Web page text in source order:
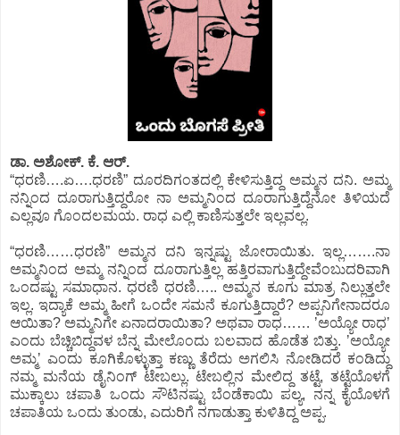
ಡಾ. ಅಶೋಕ್.‌ ಕೆ. ಆರ್.‌
“ಧರಣಿ….ಏ….ಧರಣಿ” ದೂರದಿಗಂತದಲ್ಲಿ ಕೇಳಿಸುತ್ತಿದ್ದ ಅಮ್ಮನ ದನಿ. ಅಮ್ಮ
ನನ್ನಿಂದ ದೂರಾಗುತ್ತಿದ್ದರೋ ನಾ ಅಮ್ಮನಿಂದ ದೂರಾಗುತ್ತಿದ್ದೆನೋ ತಿಳಿಯದೆ
ಎಲ್ಲವೂ ಗೊಂದಲಮಯ. ರಾಧ ಎಲ್ಲಿ ಕಾಣಿಸುತ್ತಲೇ ಇಲ್ಲವಲ್ಲ.
“ಧರಣಿ……ಧರಣಿ” ಅಮ್ಮನ ದನಿ ಇನ್ನಷ್ಟು ಜೋರಾಯಿತು. ಇಲ್ಲ…….ನಾ
ಅಮ್ಮನಿಂದ ಅಮ್ಮ ನನ್ನಿಂದ ದೂರಾಗುತ್ತಿಲ್ಲ ಹತ್ತಿರವಾಗುತ್ತಿದ್ದೇವೆಂಬುದರಿವಾಗಿ
ಒಂದಷ್ಟು ಸಮಾಧಾನ. ಧರಣಿ ಧರಣಿ….. ಅಮ್ಮನ ಕೂಗು ಮಾತ್ರ ನಿಲ್ಲುತ್ತಲೇ
ಇಲ್ಲ. ಇದ್ಯಾಕೆ ಅಮ್ಮ ಹೀಗೆ ಒಂದೇ ಸಮನೆ ಕೂಗುತ್ತಿದ್ದಾರೆ? ಅಪ್ಪನಿಗೇನಾದರೂ
ಆಯಿತಾ? ಅಮ್ಮನಿಗೇ ಏನಾದರಾಯಿತಾ? ಅಥವಾ ರಾಧ…… ʼಅಯ್ಯೋ ರಾಧʼ
ಎಂದು ಬೆಚ್ಚಿಬಿದ್ದವಳ ಬೆನ್ನ ಮೇಲೊಂದು ಬಲವಾದ ಹೊಡೆತ ಬಿತ್ತು. ʼಅಯ್ಯೋ
ಅಮ್ಮʼ ಎಂದು ಕೂಗಿಕೊಳ್ಳುತ್ತಾ ಕಣ್ಣು ತೆರೆದು ಅಗಲಿಸಿ ನೋಡಿದರೆ ಕಂಡಿದ್ದು
ನಮ್ಮ ಮನೆಯ ಡೈನಿಂಗ್‌ ಟೇಬಲ್ಲು. ಟೇಬಲ್ಲಿನ ಮೇಲಿದ್ದ ತಟ್ಟೆ, ತಟ್ಟೆಯೊಳಗೆ
ಮುಕ್ಕಾಲು ಚಪಾತಿ ಒಂದು ಸೌಟಿನಷ್ಟು ಬೆಂಡೆಕಾಯಿ ಪಲ್ಯ, ನನ್ನ ಕೈಯೊಳಗೆ
ಚಪಾತಿಯ ಒಂದು ತುಂಡು, ಎದುರಿಗೆ ನಗಾಡುತ್ತಾ ಕುಳಿತಿದ್ದ ಅಪ್ಪ.